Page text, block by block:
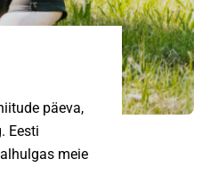
päeva,
Eesti
meie